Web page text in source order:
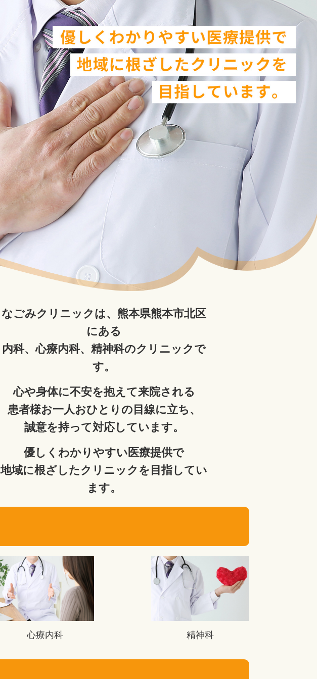
なごみクリニックは、熊本県熊本市北区
にある
内科、心療内科、精神科のクリニックで
す。
心や身体に不安を抱えて来院される
患者様お一人おひとりの目線に立ち、
誠意を持って対応しています。
優しくわかりやすい医療提供で
地域に根ざしたクリニックを目指してい
ます。
心療内科 精神科